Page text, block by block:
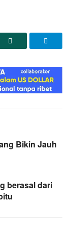
Bikin Jauh
berasal dari